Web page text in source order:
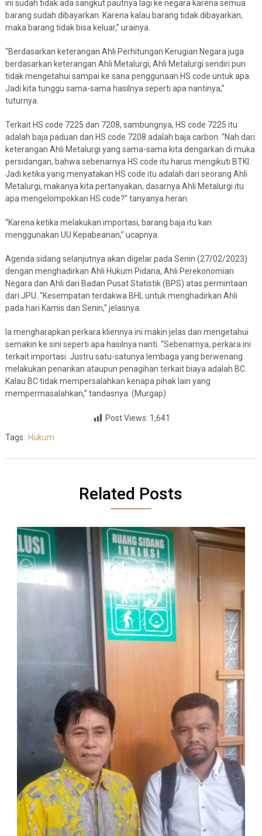
ini sudah tidak ada sangkut pautnya lagi ke negara karena semua
barang sudah dibayarkan. Karena kalau barang tidak dibayarkan,
maka barang tidak bisa keluar,” urainya.
“Berdasarkan keterangan Ahli Perhitungan Kerugian Negara juga
berdasarkan keterangan Ahli Metalurgi, Ahli Metalurgi sendiri pun
tidak mengetahui sampai ke sana penggunaan HS code untuk apa.
Jadi kita tunggu sama-sama hasilnya seperti apa nantinya,”
tuturnya.
Terkait HS code 7225 dan 7208, sambungnya, HS code 7225 itu
adalah baja paduan dan HS code 7208 adalah baja carbon. “Nah dari
keterangan Ahli Metalurgi yang sama-sama kita dengarkan di muka
persidangan, bahwa sebenarnya HS code itu harus mengikuti BTKI.
Jadi ketika yang menyatakan HS code itu adalah dari seorang Ahli
Metalurgi, makanya kita pertanyakan, dasarnya Ahli Metalurgi itu
apa mengelompokkan HS code?” tanyanya heran.
“Karena ketika melakukan importasi, barang baja itu kan
menggunakan UU Kepabeanan,” ucapnya.
Agenda sidang selanjutnya akan digelar pada Senin (27/02/2023)
dengan menghadirkan Ahli Hukum Pidana, Ahli Perekonomian
Negara dan Ahli dari Badan Pusat Statistik (BPS) atas permintaan
dari JPU. “Kesempatan terdakwa BHL untuk menghadirkan Ahli
pada hari Kamis dan Senin,” jelasnya.
Ia mengharapkan perkara kliennya ini makin jelas dan mengetahui
semakin ke sini seperti apa hasilnya nanti. “Sebenarnya, perkara ini
terkait importasi. Justru satu-satunya lembaga yang berwenang
melakukan penarikan ataupun penagihan terkait biaya adalah BC.
Kalau BC tidak mempersalahkan kenapa pihak lain yang
mempermasalahkan,” tandasnya. (Murgap)
Post Views: 1,641
Tags: Hukum
Related Posts